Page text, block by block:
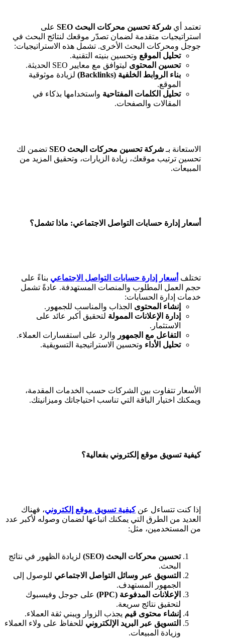
تعتمد أي شركة تحسين محركات البحث SEO
على
استراتيجيات متقدمة لضمان تصدّر موقعك لنتائج البحث في
جوجل ومحركات البحث الأخرى. تشمل هذه الاستراتيجيات:
تحليل الموقع وتحسين بنيته التقنية.
تحسين المحتوى ليتوافق مع معايير SEO الحديثة.
بناء الروابط الخلفية (Backlinks)
لزيادة موثوقية
الموقع.
تحليل الكلمات المفتاحية واستخدامها بذكاء في
المقالات والصفحات.
الاستعانة بـ شركة تحسين محركات البحث SEO
تضمن لك
تحسين ترتيب موقعك، زيادة الزيارات، وتحقيق المزيد من
المبيعات.
أسعار إدارة حسابات التواصل الاجتماعي: ماذا تشمل؟
تختلف أسعار إدارة حسابات التواصل الاجتماعي بناءً على
حجم العمل المطلوب والمنصات المستهدفة. عادةً تشمل
خدمات إدارة الحسابات:
إنشاء المحتوى الجذاب والمناسب للجمهور.
إدارة الإعلانات الممولة لتحقيق أكبر عائد على
الاستثمار.
التفاعل مع الجمهور والرد على استفسارات العملاء.
تحليل الأداء وتحسين الاستراتيجية التسويقية.
الأسعار تتفاوت بين الشركات حسب الخدمات المقدمة،
ويمكنك اختيار الباقة التي تناسب احتياجاتك وميزانيتك.
كيفية تسويق موقع إلكتروني بفعالية؟
إذا كنت تتساءل عنكيفية تسويق موقع إلكتروني، فهناك
العديد من الطرق التي يمكنك اتباعها لضمان وصوله لأكبر عدد
من المستخدمين، مثل:
تحسين محركات البحث (SEO)
لزيادة الظهور في نتائج
البحث.
التسويق عبر وسائل التواصل الاجتماعي للوصول إلى
الجمهور المستهدف.
الإعلانات المدفوعة (PPC)
على جوجل وفيسبوك
لتحقيق نتائج سريعة.
إنشاء محتوى قيم يجذب الزوار ويبني ثقة العملاء.
التسويق عبر البريد الإلكتروني للحفاظ على ولاء العملاء
وزيادة المبيعات.